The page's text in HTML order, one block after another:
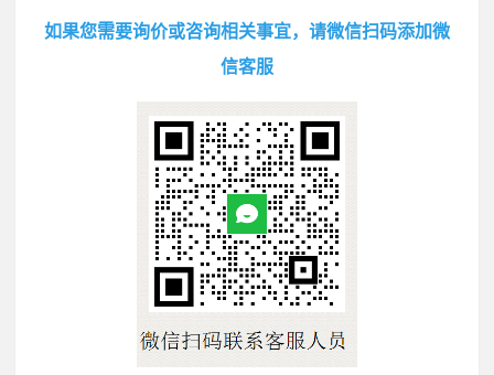
如果您需要询价或咨询相关事宜，请微信扫码添加微
信客服